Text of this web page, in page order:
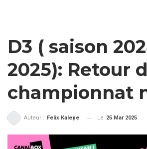
D3 ( saison
2025): Retour
championnat
Auteur : Felix Kalepe Le 25 Mar 2025